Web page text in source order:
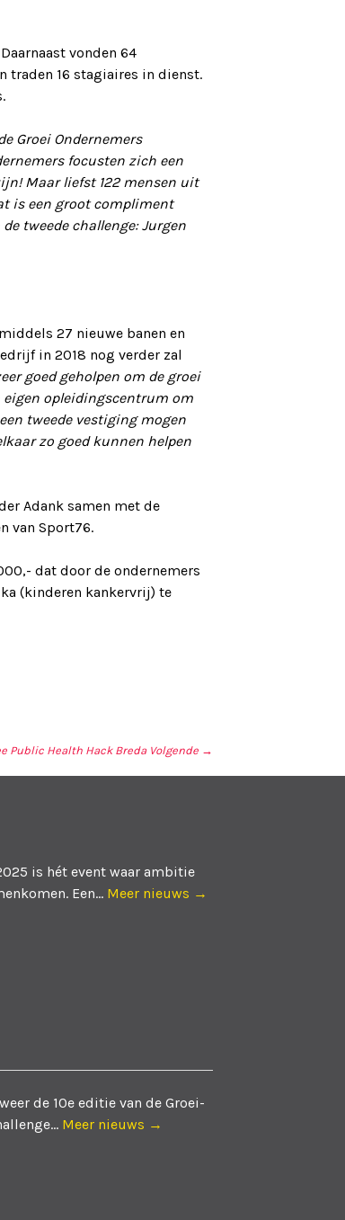
vonden 64
traden 16 stagiaires in dienst.
Groei Ondernemers
focusten zich een
Maar liefst 122 mensen uit
is een groot compliment
tweede challenge: Jurgen
27 nieuwe banen en
in 2018 nog verder zal
goed geholpen om de groei
opleidingscentrum om
tweede vestiging mogen
zo goed kunnen helpen
Adank samen met de
van Sport76.
dat door de ondernemers
(kinderen kankervrij) te
Public Health Hack Breda Volgende →
is hét event waar ambitie
Een... Meer nieuws →
de 10e editie van de Groei-
Meer nieuws →